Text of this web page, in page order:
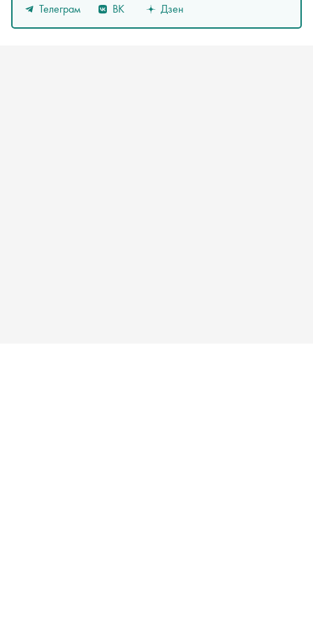
Телеграм
ВК Дзен